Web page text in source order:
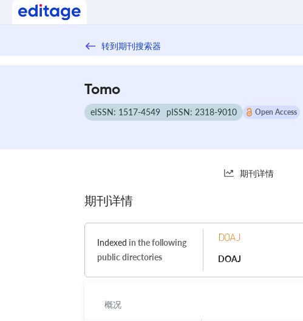
转到期刊搜索器
Tomo
eISSN: 1517-4549 pISSN: 2318-9010 Open Access
期刊详情
期刊详情
Indexed in the following
public directories
DOAJ
概况